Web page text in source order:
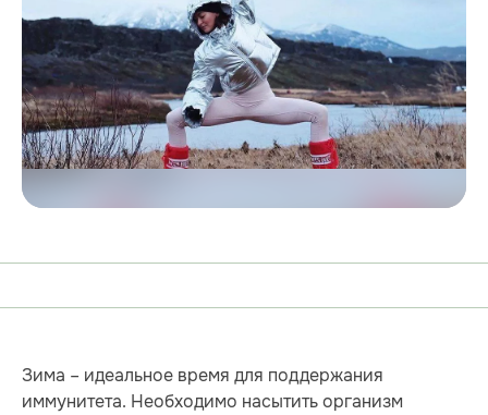
Зима – идеальное время для поддержания
иммунитета. Необходимо насытить организм